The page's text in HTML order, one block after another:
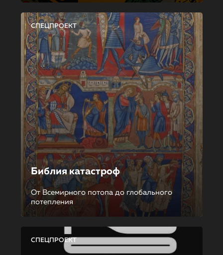
СПЕЦПРОЕКТ
Библия катастроф
От Всемирного потопа до глобального
потепления
СПЕЦПРОЕКТ